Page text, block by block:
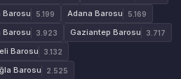
Barosu 5.199 Adana Barosu 5.169
Barosu 3.923 Gaziantep Barosu 3.717
Barosu 3.132
Barosu 2.525